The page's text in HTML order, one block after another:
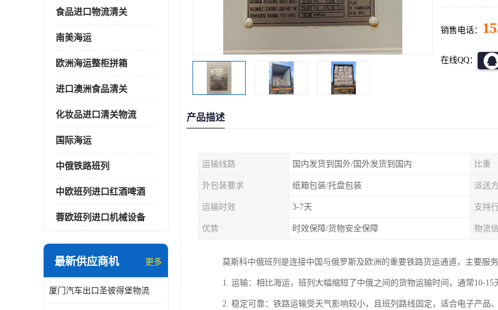
食品进口物流清关
南美海运
欧洲海运整柜拼箱
进口澳洲食品清关
化妆品进口清关物流
国际海运
中俄铁路班列
中欧班列进口红酒啤酒
蓉欧班列进口机械设备
最新供应商机 更多
厦门汽车出口圣彼得堡物流
销售电话：
在线QQ：
产品描述
运输线路 国内发货到国外/国外发货到国内 比重
外包装要求 纸箱包装/托盘包装 派送
运输时效 3-7天 支持
优势 时效保障/货物安全保障 物流
莫斯科中俄班列是连接中国与俄罗斯及欧洲的重要铁路货运通道，主要服
1. 运输：相比海运，班列大幅缩短了中俄之间的货物运输时间，通常10-15
2. 稳定可靠：铁路运输受天气影响较小，且班列路线固定，适合电子产品